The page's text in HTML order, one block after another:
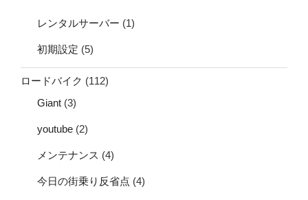
レンタルサーバー (1)
初期設定 (5)
ロードバイク (112)
Giant (3)
youtube (2)
メンテナンス (4)
今日の街乗り反省点 (4)